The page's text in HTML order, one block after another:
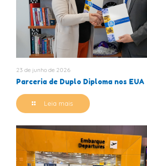
23 de junho de 2026
Parceria de Duplo Diploma nos EUA
Leia mais